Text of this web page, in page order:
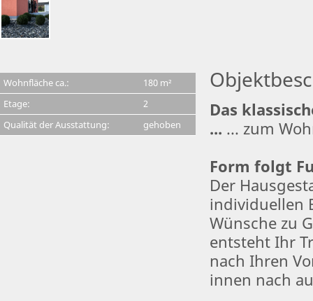
Wohnfläche ca.:
180 m²
Etage:
2
Qualität der Ausstattung:
gehoben
Das
... ... zum
Form folgt
Der
individuellen
Wünsche zu
entsteht Ihr
nach Ihren
innen nach